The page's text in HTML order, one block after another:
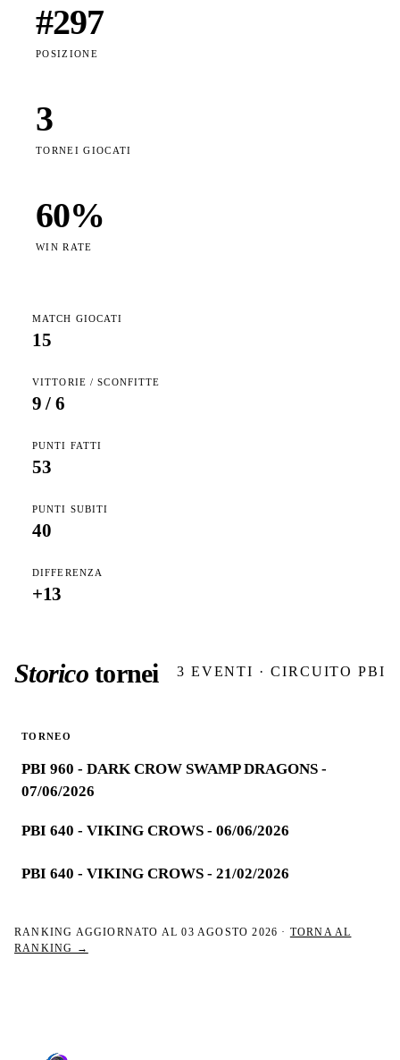
#297
POSIZIONE
3
TORNEI GIOCATI
60%
WIN RATE
MATCH GIOCATI
15
VITTORIE / SCONFITTE
9 / 6
PUNTI FATTI
53
PUNTI SUBITI
40
DIFFERENZA
+13
Storicotornei 3 EVENTI · CIRCUITO PBI
TORNEO
PBI 960 - DARK CROW SWAMP DRAGONS -
07/06/2026
PBI 640 - VIKING CROWS - 06/06/2026
PBI 640 - VIKING CROWS - 21/02/2026
RANKING AGGIORNATO AL03 AGOSTO 2026 · TORNA AL
RANKING →